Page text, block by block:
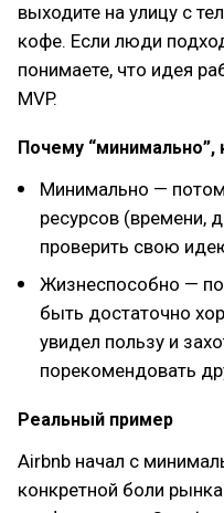
выходите на улицу с
кофе. Если люди
понимаете, что идея
MVP.
Почему “минимально”,
Минимально —
ресурсов (времени,
проверить свою
Жизнеспособно —
быть достаточно
увидел пользу и
порекомендовать
Реальный пример
Airbnb начал с
конкретной боли